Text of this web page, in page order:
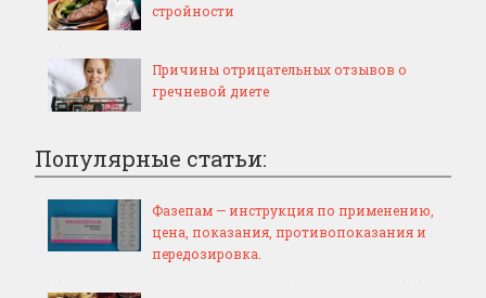
стройности
Причины отрицательных отзывов о
гречневой диете
Популярные статьи:
Фазепам — инструкция по применению,
цена, показания, противопоказания и
передозировка.